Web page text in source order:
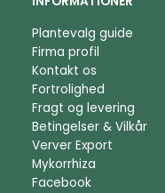
Plantevalg guide
Firma profil
Kontakt os
Fortrolighed
Fragt og levering
Betingelser & Vilkår
Verver Export
Mykorrhiza
Facebook